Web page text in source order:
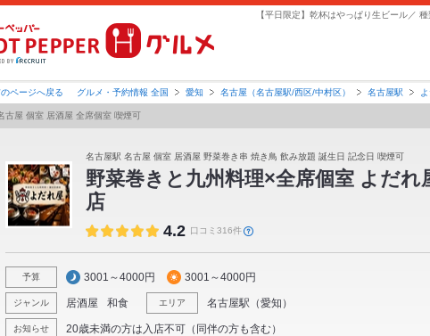
ページへ戻る グルメ・予約情報 全国 愛知 名古屋（名古屋駅/西区/中村区） 名古屋駅
古屋 個室 居酒屋 全席個室 喫煙可
名古屋駅 名古屋 個室 居酒屋 野菜巻き串 焼き鳥 飲み放題 誕生日 記念日 喫煙可
野菜巻きと九州料理×全席個室 よだれ
店
4.2 口コミ316件
予算 3001～4000円 3001～4000円
ジャンル 居酒屋 和食 エリア 名古屋駅 （愛知 ）
お知らせ 20歳未満の方は入店不可（同伴の方も含む）